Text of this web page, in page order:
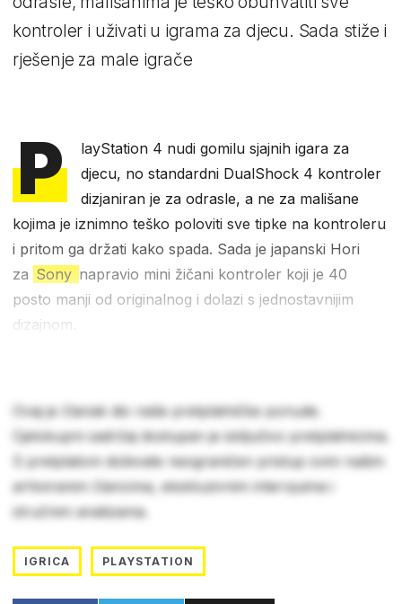
kontroler i uživati u igrama za djecu. Sada stiže i
rješenje za male igrače
P
layStation 4 nudi gomilu sjajnih igara za
djecu, no standardni DualShock 4 kontroler
dizjaniran je za odrasle, a ne za mališane
kojima je iznimno teško poloviti sve tipke na kontroleru
i pritom ga držati kako spada. Sada je japanski Hori
za Sony napravio mini žičani kontroler koji je 40
posto manji od originalnog i dolazi s jednostavnijim
dizajnom.
Ovaj je članak dio naše pretplatničke ponude.
Cjelokupni sadržaj dostupan je isključivo pretplatnicima.
S pretplatom dobivate neograničen pristup svim našim
arhiviranim člancima, ekskluzivnim intervjuima i
stručnim analizama.
IGRICA PLAYSTATION